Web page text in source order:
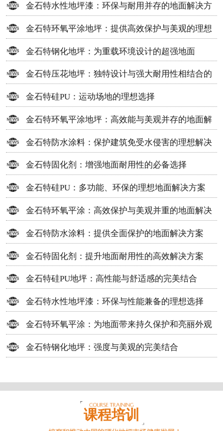
金石特水性地坪漆：环保与耐用并存的地面解决方
案
金石特环氧平涂地坪：提供高效保护与美观的理想
选择
金石特钢化地坪：为重载环境设计的超强地面
金石特压花地坪：独特设计与强大耐用性相结合的
地面材料
金石特硅PU：运动场地的理想选择
金石特环氧平涂地坪：高效能与美观并存的地面解
决方案
金石特防水涂料：保护建筑免受水侵害的理想解决
方案
金石特固化剂：增强地面耐用性的必备选择
金石特硅PU：多功能、环保的理想地面解决方案
金石特环氧平涂：高效保护与美观并重的地面解决
方案
金石特防水涂料：提供全面保护的地面解决方案
金石特固化剂：提升地面耐用性的高效解决方案
金石特硅PU地坪：高性能与舒适感的完美结合
金石特水性地坪漆：环保与性能兼备的理想选择
金石特环氧平涂：为地面带来持久保护和亮丽外观
金石特钢化地坪：强度与美观的完美结合
课程培训